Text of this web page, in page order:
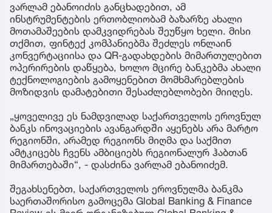
ვარლამ ებანოიძის განცხადებით, ამ
ინსტრუმენტების ერთობლიობამ ბაზარზე ახალი
მოთამაშეების დამკვიდრებას შეუწყო ხელი. მისი
თქმით, ფინტექ კომპანიებმა შეძლეს ონლაინ
კონვერტაციისა და QR-გადახდების მიმართულებით
ოპერირების დაწყება, ხოლო მცირე ბანკებმა ახალი
ტექნოლოგიების გამოყენებით მომხმარებლების
მოზიდვის დამატებითი შესაძლებლობები მიიღეს.
„ყოველივე ეს ნამდვილად საქართველოს ეროვნულ
ბანკს ინოვაციების ავანგარდში აყენებს არა მარტო
რეგიონში, არამედ რეგიონს მიღმა და საქმით
ამტკიცებს ჩვენს ამბიციებს რეგიონალურ ჰაბთან
მიმართებაში“, - დასძინა ვარლამ ებანოიძემ.
შეგახსენებთ, საქართველოს ეროვნულმა ბანკმა
საერთაშორისო გამოცემა Global Banking & Finance